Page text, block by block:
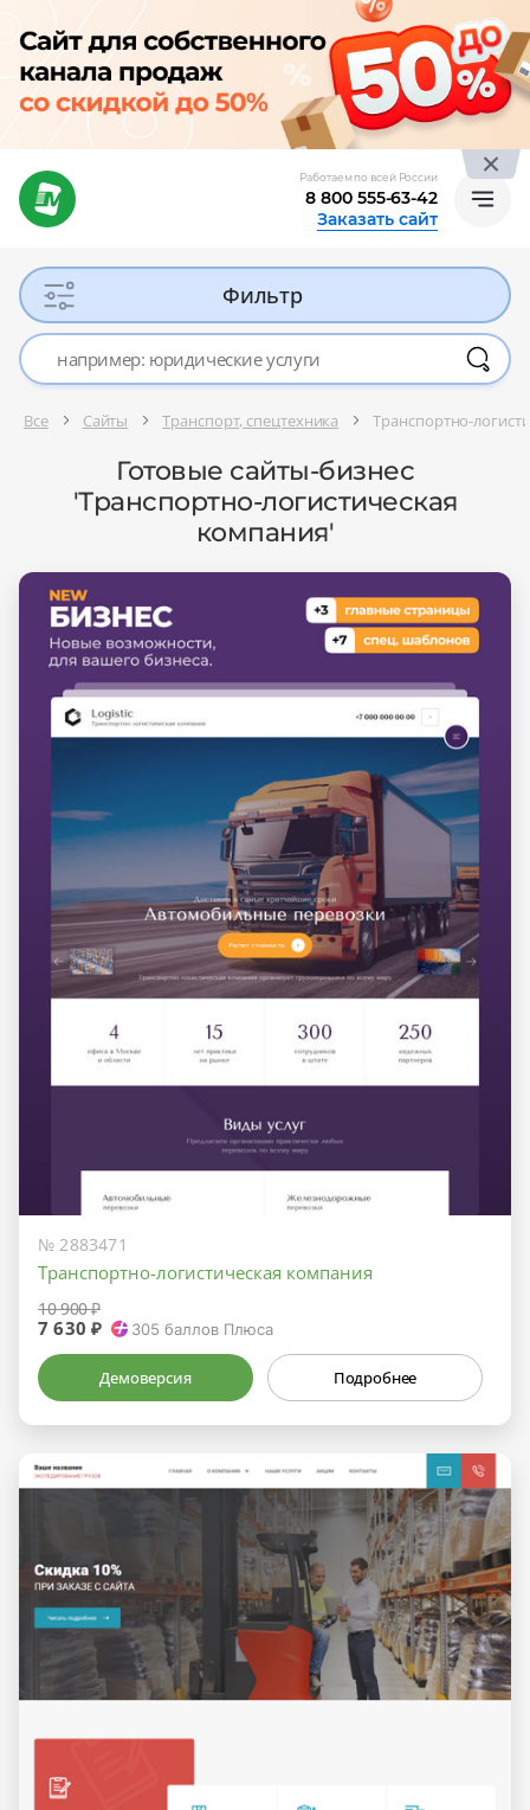
Работаем по всей России
8 800 555-63-42
Заказать сайт
Фильтр
Все Сайты Транспорт, спецтехника Транспортно-
Готовые сайты-бизнес
'Транспортно-логистическая
компания'
№ 2883471
Транспортно-логистическая компания
10 900 ₽
7 630 ₽ 305 баллов Плюса
Демоверсия Подробнее